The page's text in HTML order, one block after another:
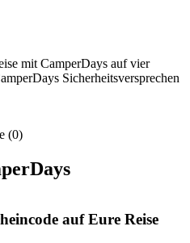
mit CamperDays auf vier
Sicherheitsversprechen
(0)
auf Eure Reise